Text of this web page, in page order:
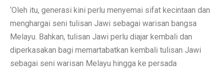
‘Oleh itu, generasi kini perlu menyemai sifat kecintaan dan
menghargai seni tulisan Jawi sebagai warisan bangsa
Melayu. Bahkan, tulisan Jawi perlu diajar kembali dan
diperkasakan bagi memartabatkan kembali tulisan Jawi
sebagai seni warisan Melayu hingga ke persada